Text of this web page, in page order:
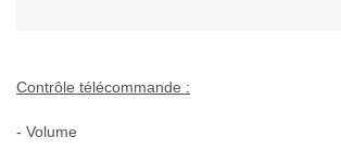
Contrôle télécommande :
- Volume